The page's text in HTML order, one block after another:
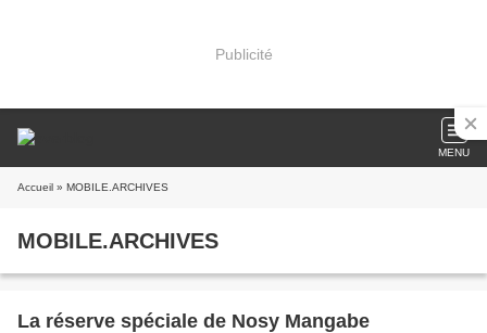
Publicité
MENU
Accueil » MOBILE.ARCHIVES
MOBILE.ARCHIVES
La réserve spéciale de Nosy Mangabe